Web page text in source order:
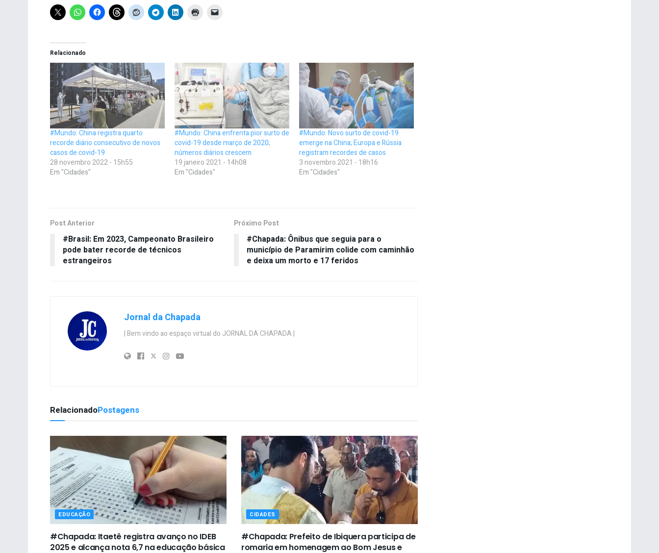
Relacionado
#Mundo: China registra quarto
recorde diário consecutivo de novos
casos de covid-19
28 novembro 2022 - 15h55
Em "Cidades"
#Mundo: China enfrenta pior surto de
covid-19 desde março de 2020;
números diários crescem
19 janeiro 2021 - 14h08
Em "Cidades"
#Mundo: Novo surto de covid-19
emerge na China; Europa e Rússia
registram recordes de casos
3 novembro 2021 - 18h16
Em "Cidades"
Post Anterior
#Brasil: Em 2023, Campeonato Brasileiro
pode bater recorde de técnicos
estrangeiros
Próximo Post
#Chapada: Ônibus que seguia para o
município de Paramirim colide com caminhão
e deixa um morto e 17 feridos
Jornal da Chapada
| Bem vindo ao espaço virtual do JORNAL DA CHAPADA |
RelacionadoPostagens
EDUCAÇÃO
#Chapada: Itaetê registra avanço no IDEB
2025 e alcança nota 6,7 na educação básica
CIDADES
#Chapada: Prefeito de Ibiquera participa de
romaria em homenagem ao Bom Jesus e